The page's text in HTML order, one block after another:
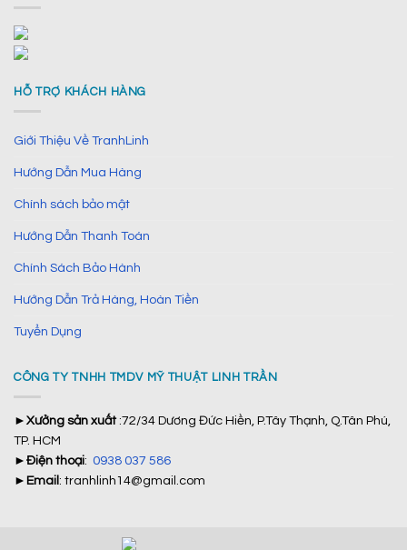
HỖ TRỢ KHÁCH HÀNG
Giới Thiệu Về TranhLinh
Hướng Dẫn Mua Hàng
Chính sách bảo mật
Hướng Dẫn Thanh Toán
Chính Sách Bảo Hành
Hướng Dẫn Trả Hàng, Hoàn Tiền
Tuyển Dụng
CÔNG TY TNHH TMDV MỸ THUẬT LINH TRẦN
► Xưởng sản xuất:72/34 Dương Đức Hiền, P.Tây Thạnh, Q.Tân Phú,
TP. HCM
► Điện thoại: 0938 037 586
► Email : tranhlinh14@gmail.com